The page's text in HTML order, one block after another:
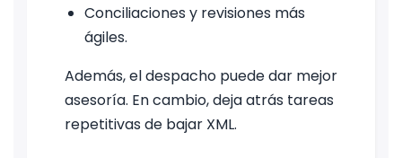
Conciliaciones y revisiones más
ágiles.
Además, el despacho puede dar mejor
asesoría. En cambio, deja atrás tareas
repetitivas de bajar XML.